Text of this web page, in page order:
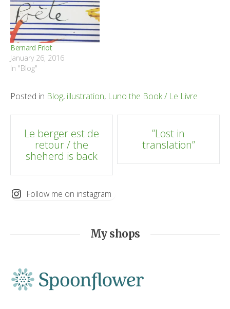
Bernard Friot
January 26, 2016
In "Blog"
Posted in Blog, illustration, Luno the Book / Le Livre
Post
navigation
Le berger est de
retour / the
sheherd is back
”Lost in
translation”
Follow me on instagram
My shops